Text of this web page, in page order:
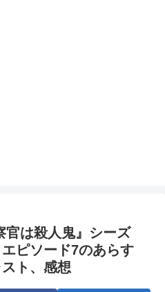
官は殺人鬼』シーズ
ピソード7のあらす
ト、感想